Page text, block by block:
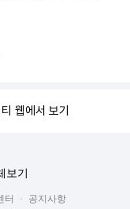
웹에서 보기
보기
터
공지사항